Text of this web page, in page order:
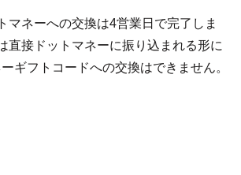
マネーへの交換は4営業日で完了しま
直接ドットマネーに振り込まれる形に
ギフトコードへの交換はできません。